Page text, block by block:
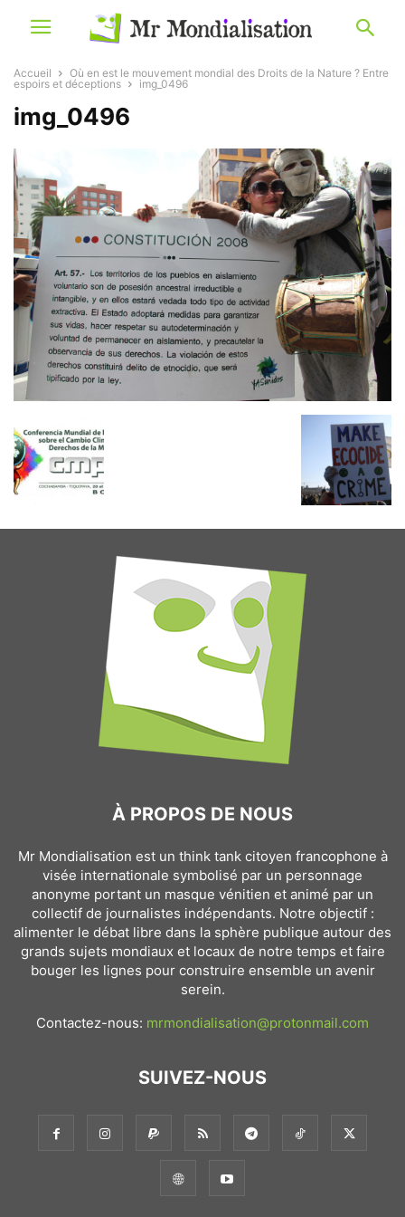
Accueil
Où en est le mouvement mondial des Droits de la Nature ? Entre
espoirs et déceptions
img_0496
img_0496
À PROPOS DE NOUS
Mr Mondialisation est un think tank citoyen francophone à
visée internationale symbolisé par un personnage
anonyme portant un masque vénitien et animé par un
collectif de journalistes indépendants. Notre objectif :
alimenter le débat libre dans la sphère publique autour des
grands sujets mondiaux et locaux de notre temps et faire
bouger les lignes pour construire ensemble un avenir
serein.
Contactez-nous: mrmondialisation@protonmail.com
SUIVEZ-NOUS